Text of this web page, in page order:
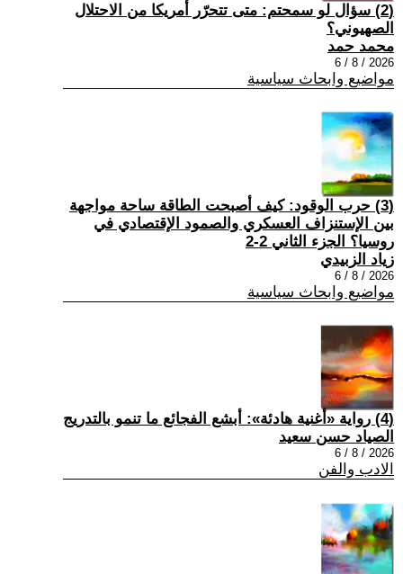
(2) سؤال لو سمحتم: متى تتحرّر أمريكا من الاحتلال
الصهيوني؟
محمد حمد
2026 / 8 / 6
مواضيع وابحاث سياسية
(3) حرب الوقود: كيف أصبحت الطاقة ساحة مواجهة
بين الإستنزاف العسكري والصمود الإقتصادي في
روسيا؟ الجزء الثاني 2-2
زياد الزبيدي
2026 / 8 / 6
مواضيع وابحاث سياسية
(4) رواية «أغنية هادئة»: أبشع الفجائع ما تنمو بالتدريج
الصياد حسن سعيد
2026 / 8 / 6
الادب والفن